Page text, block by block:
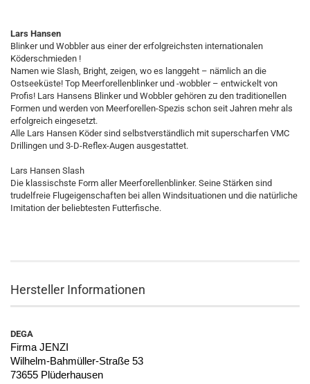
Lars Hansen
Blinker und Wobbler aus einer der erfolgreichsten internationalen
Köderschmieden !
Namen wie Slash, Bright, zeigen, wo es langgeht – nämlich an die
Ostseeküste! Top Meerforellenblinker und -wobbler – entwickelt von
Profis! Lars Hansens Blinker und Wobbler gehören zu den traditionellen
Formen und werden von Meerforellen-Spezis schon seit Jahren mehr als
erfolgreich eingesetzt.
Alle Lars Hansen Köder sind selbstverständlich mit superscharfen VMC
Drillingen und 3-D-Reflex-Augen ausgestattet.
Lars Hansen Slash
Die klassischste Form aller Meerforellenblinker. Seine Stärken sind
trudelfreie Flugeigenschaften bei allen Windsituationen und die natürliche
Imitation der beliebtesten Futterfische.
Hersteller Informationen
DEGA
Firma JENZI
Wilhelm-Bahmüller-Straße 53
73655 Plüderhausen